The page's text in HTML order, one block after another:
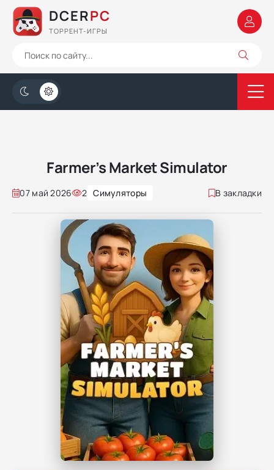
DCERPC
ТОРРЕНТ-ИГРЫ
Farmer’s Market Simulator
07 май 2026 2 Симуляторы В закладки